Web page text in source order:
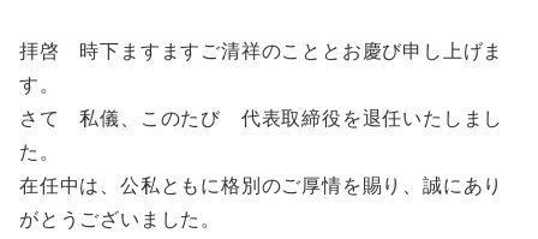
拝啓 時下ますますご清祥のこととお慶び申し上げま
す。
さて 私儀、このたび 代表取締役を退任いたしまし
た。
在任中は、公私ともに格別のご厚情を賜り、誠にあり
がとうございました。